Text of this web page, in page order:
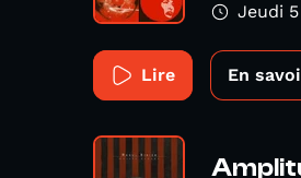
Jeudi
Lire En